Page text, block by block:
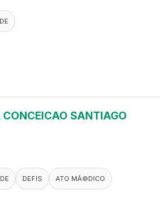
SANTIAGO
DEFIS
ATO MÃ©DICO